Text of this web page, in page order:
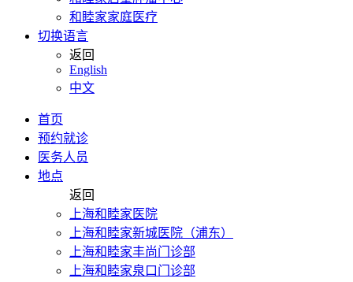
和睦家家庭医疗
切换语言
返回
English
中文
首页
预约就诊
医务人员
地点
返回
上海和睦家医院
上海和睦家新城医院（浦东）
上海和睦家丰尚门诊部
上海和睦家泉口门诊部